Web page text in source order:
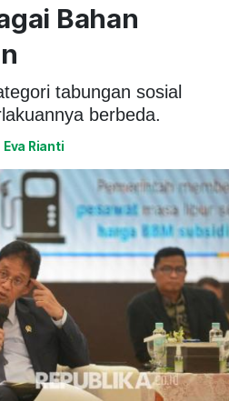
Bahan
tabungan sosial
berbeda.
Eva Rianti